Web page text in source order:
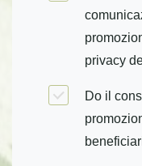
privacy
Do il